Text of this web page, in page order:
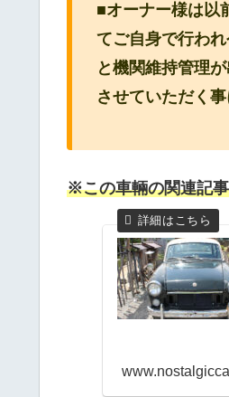
■オーナー様は以
てご自身で行わ
と機関維持管理
させていただく事
※この車輛の関連記